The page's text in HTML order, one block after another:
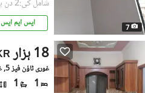
7
شامل کی:2 دن پہل
ایس ایم ایس
18 ہزار
غوری ٹاؤن فیز 5, غوری ٹاؤن
1
1